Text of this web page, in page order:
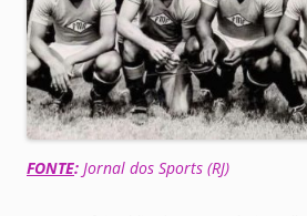
FONTE: Jornal dos Sports (RJ)